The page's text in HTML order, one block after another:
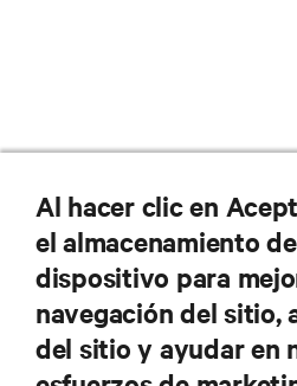
Al hacer clic en
el almacenamiento
dispositivo para
navegación del sitio,
del sitio y ayudar en